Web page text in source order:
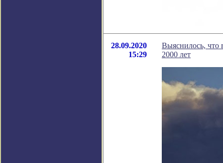
28.09.2020
15:29
Выяснилось, что
2000 лет